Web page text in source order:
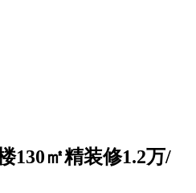
130㎡精装修1.2万/